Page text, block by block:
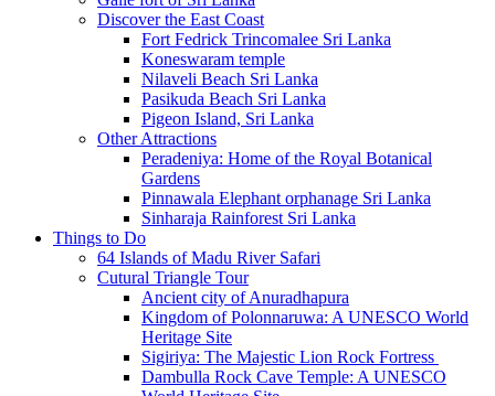
Discover the East Coast
Fort Fedrick Trincomalee Sri Lanka
Koneswaram temple
Nilaveli Beach Sri Lanka
Pasikuda Beach Sri Lanka
Pigeon Island, Sri Lanka
Other Attractions
Peradeniya: Home of the Royal Botanical
Gardens
Pinnawala Elephant orphanage Sri Lanka
Sinharaja Rainforest Sri Lanka
Things to Do
64 Islands of Madu River Safari
Cutural Triangle Tour
Ancient city of Anuradhapura
Kingdom of Polonnaruwa: A UNESCO World
Heritage Site
Sigiriya: The Majestic Lion Rock Fortress
Dambulla Rock Cave Temple: A UNESCO